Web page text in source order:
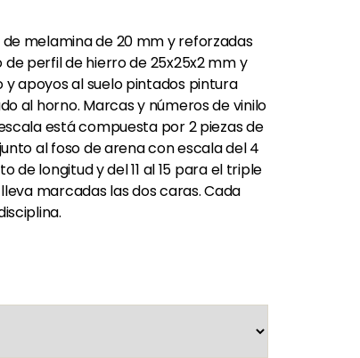
melamina de 20 mm y reforzadas
perfil de hierro de 25x25x2 mm y
apoyos al suelo pintados pintura
al horno. Marcas y números de vinilo
está compuesta por 2 piezas de
al foso de arena con escala del 4
de longitud y del 11 al 15 para el triple
marcadas las dos caras. Cada